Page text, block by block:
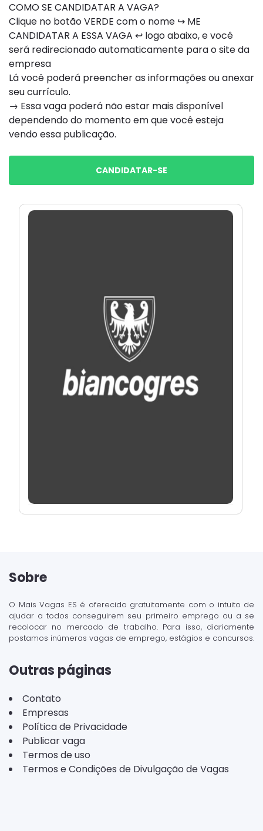
COMO SE CANDIDATAR A VAGA?
Clique no botão VERDE com o nome ↪ ME
CANDIDATAR A ESSA VAGA ↩ logo abaixo, e você
será redirecionado automaticamente para o site da
empresa
Lá você poderá preencher as informações ou anexar
seu currículo.
→ Essa vaga poderá não estar mais disponível
dependendo do momento em que você esteja
vendo essa publicação.
CANDIDATAR-SE
Sobre
O Mais Vagas ES é oferecido gratuitamente com o intuito de
ajudar a todos conseguirem seu primeiro emprego ou a se
recolocar no mercado de trabalho. Para isso, diariamente
postamos inúmeras vagas de emprego, estágios e concursos.
Outras páginas
Contato
Empresas
Política de Privacidade
Publicar vaga
Termos de uso
Termos e Condições de Divulgação de Vagas